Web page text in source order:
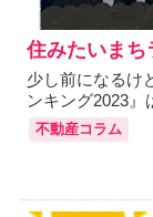
住みたいまち
少し前になるけ
ンキング2023
不動産コラム